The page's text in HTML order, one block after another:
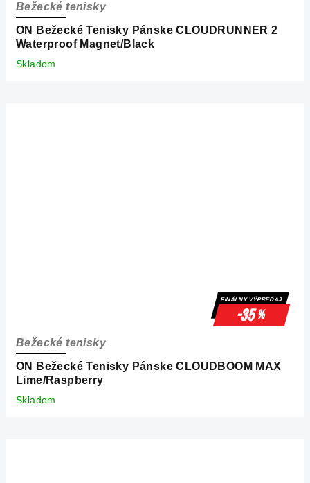
ON Bežecké Tenisky Pánske CLOUDRUNNER 2
Waterproof Magnet/Black
Bežecké tenisky
Skladom
FINÁLNY VÝPREDAJ
-35%
ON Bežecké Tenisky Pánske CLOUDBOOM MAX
Lime/Raspberry
Bežecké tenisky
Skladom